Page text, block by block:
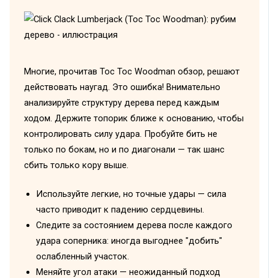
Многие, прочитав Toc Toc Woodman обзор, решают
действовать наугад. Это ошибка! Внимательно
анализируйте структуру дерева перед каждым
ходом. Держите топорик ближе к основанию, чтобы
контролировать силу удара. Пробуйте бить не
только по бокам, но и по диагонали — так шанс
сбить только кору выше.
Используйте легкие, но точные удары — сила
часто приводит к падению сердцевины.
Следите за состоянием дерева после каждого
удара соперника: иногда выгоднее "добить"
ослабленный участок.
Меняйте угол атаки — неожиданный подход